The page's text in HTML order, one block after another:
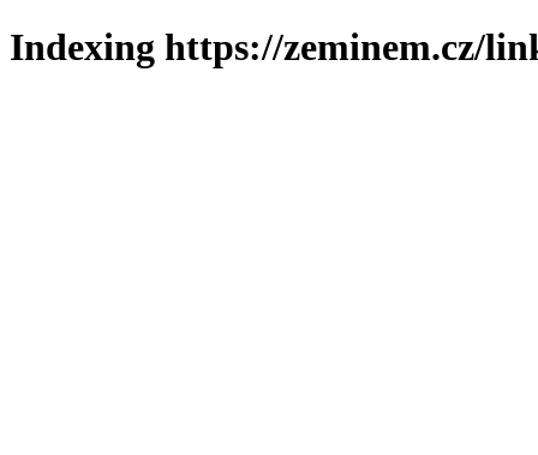
Indexing https://zeminem.cz/